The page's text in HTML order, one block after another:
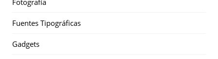
Fotografía
Fuentes Tipográficas
Gadgets